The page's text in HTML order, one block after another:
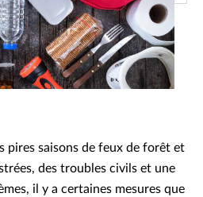
pires saisons de feux de forêt et
des troubles civils et une
il y a certaines mesures que